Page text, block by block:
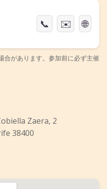
📞 ✉️ 🌐
合があります。参加前に必ず主催
Zaera, 2
38400